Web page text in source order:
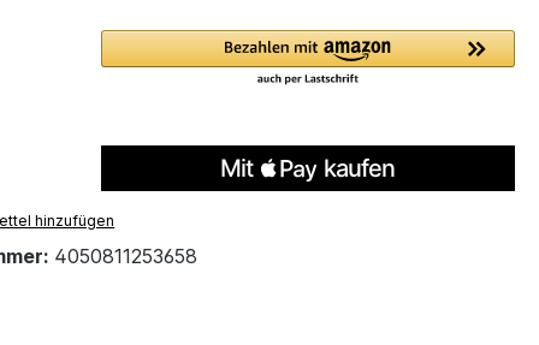
hinzufügen
4050811253658